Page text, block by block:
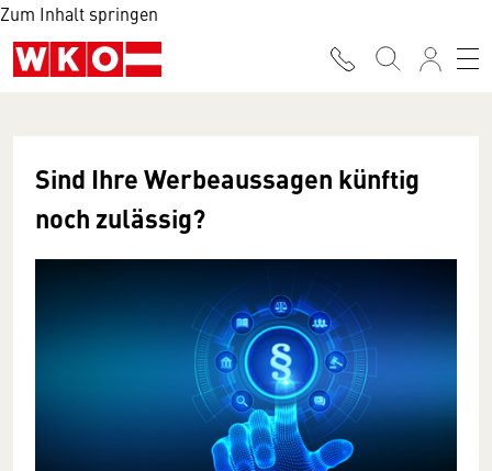
Zum Inhalt springen
Sind Ihre Werbeaussagen künftig
noch zulässig?